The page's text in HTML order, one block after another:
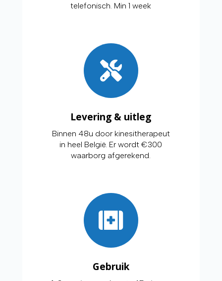
telefonisch. Min 1 week
Levering & uitleg
Binnen 48u door kinesitherapeut
in heel België. Er wordt €300
waarborg afgerekend.
Gebruik